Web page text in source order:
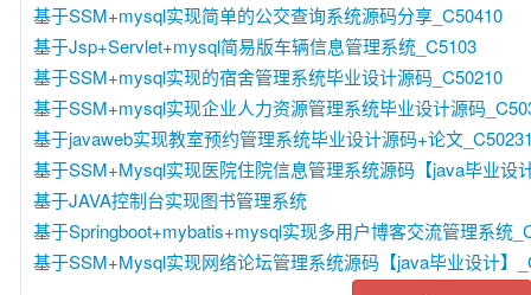
基于SSM+mysql实现简单的公交查询系统源码分享_C50410
基于Jsp+Servlet+mysql简易版车辆信息管理系统_C5103
基于SSM+mysql实现的宿舍管理系统毕业设计源码_C50210
基于SSM+mysql实现企业人力资源管理系统毕业设计源码
基于javaweb实现教室预约管理系统毕业设计源码+论文
基于SSM+Mysql实现医院住院信息管理系统源码【java毕业设
基于JAVA控制台实现图书管理系统
基于Springboot+mybatis+mysql实现多用户博客交流管理系统
基于SSM+Mysql实现网络论坛管理系统源码【java毕业设计】